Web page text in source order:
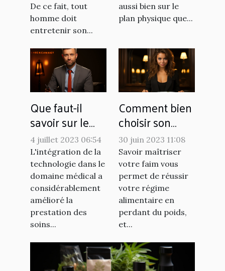
De ce fait, tout
homme doit
entretenir son...
aussi bien sur le
plan physique que...
Que faut-il
savoir sur le
télésecrétariat
médical
4 juillet 2023 06:54
L'intégration de la
technologie dans le
domaine médical a
considérablement
amélioré la
prestation des
soins...
Comment bien
choisir son
coupe faim ?
30 juin 2023 11:08
Savoir maîtriser
votre faim vous
permet de réussir
votre régime
alimentaire en
perdant du poids,
et...